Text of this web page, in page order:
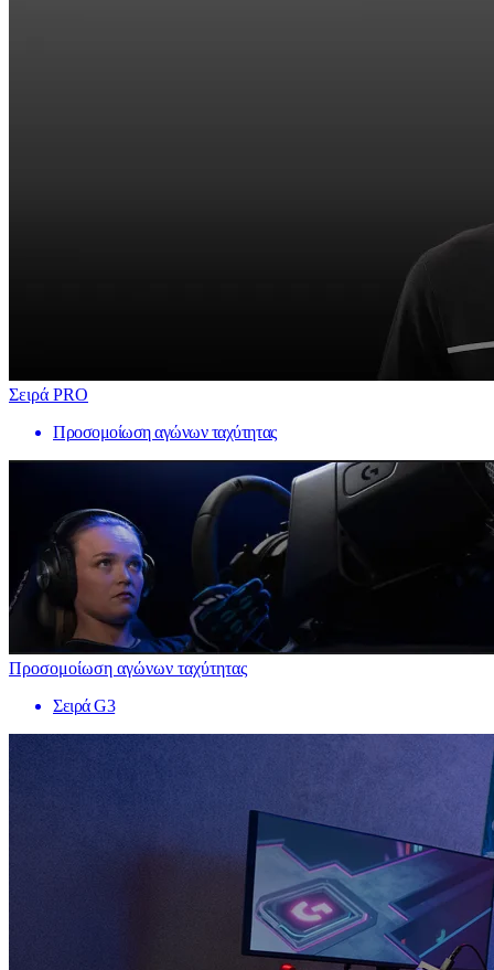
Σειρά PRO
Προσομοίωση αγώνων ταχύτητας
Προσομοίωση αγώνων ταχύτητας
Σειρά G3